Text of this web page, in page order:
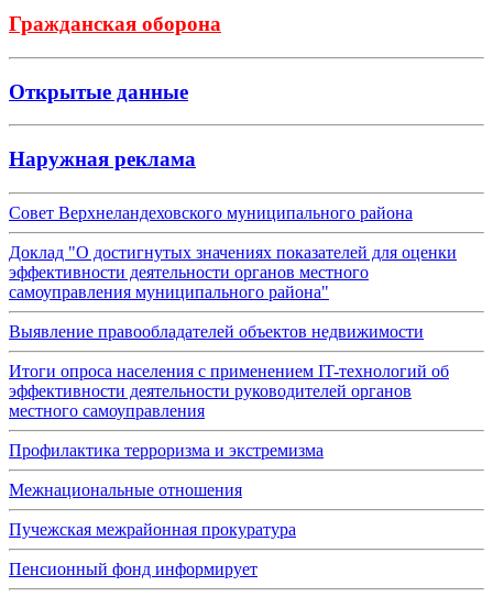
Гражданская оборона
Открытые данные
Наружная реклама
Совет Верхнеландеховского муниципального района
Доклад "О достигнутых значениях показателей для оценки
эффективности деятельности органов местного
самоуправления муниципального района"
Выявление правообладателей объектов недвижимости
Итоги опроса населения с применением IT-технологий об
эффективности деятельности руководителей органов
местного самоуправления
Профилактика терроризма и экстремизма
Межнациональные отношения
Пучежская межрайонная прокуратура
Пенсионный фонд информирует